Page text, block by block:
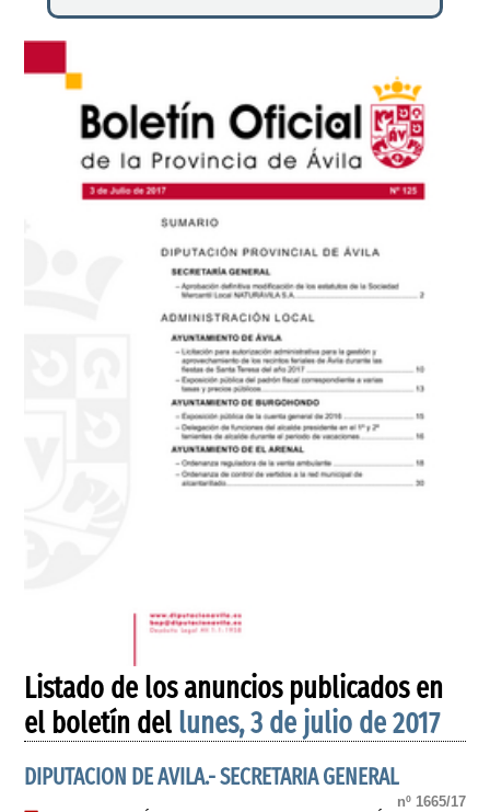
Listado de los anuncios publicados en
el boletín del lunes, 3 de julio de 2017
DIPUTACION DE AVILA.- SECRETARIA GENERAL
nº 1665/17